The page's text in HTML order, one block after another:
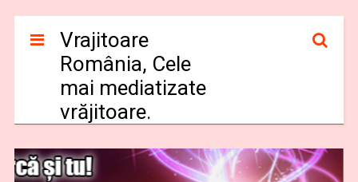
Vrajitoare
România, Cele
mai mediatizate
vrăjitoare.